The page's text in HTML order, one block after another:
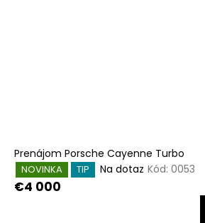
Prenájom Porsche Cayenne Turbo
NOVINKA TIP Na dotaz Kód: 0053
€4 000